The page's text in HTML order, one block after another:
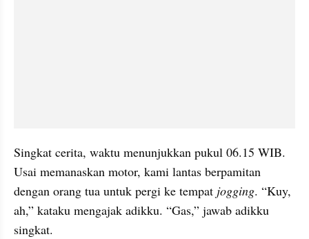
Singkat cerita, waktu menunjukkan pukul 06.15 WIB.
Usai memanaskan motor, kami lantas berpamitan
dengan orang tua untuk pergi ke tempat jogging. “Kuy,
ah,” kataku mengajak adikku. “Gas,” jawab adikku
singkat.